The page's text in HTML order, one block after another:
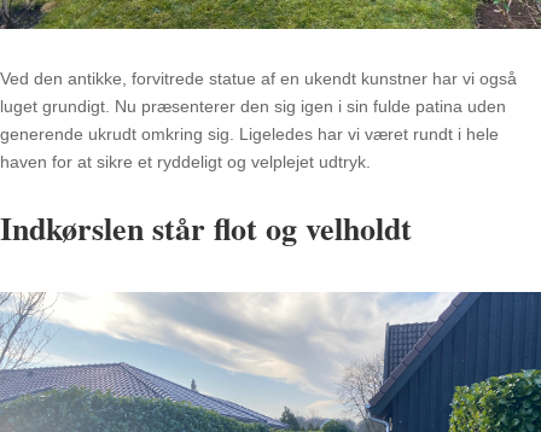
Ved den antikke, forvitrede statue af en ukendt kunstner har vi også
luget grundigt. Nu præsenterer den sig igen i sin fulde patina uden
generende ukrudt omkring sig. Ligeledes har vi været rundt i hele
haven for at sikre et ryddeligt og velplejet udtryk.
Indkørslen står flot og velholdt